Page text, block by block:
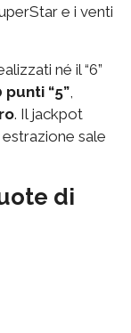
e i venti
né il “6”
punti “5”,
. Il jackpot
sale
di